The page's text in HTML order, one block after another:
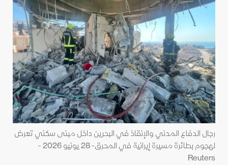
رجال الدفاع المدني والإنقاذ في البحرين داخل مبنى سكني تعرض
لهجوم بطائرة مسيرة إيرانية في المحرق- 28 يونيو 2026 -
Reuters